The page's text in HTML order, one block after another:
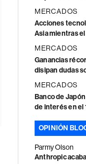
MERCADOS
Acciones
Asia mientras
MERCADOS
Ganancias
disipan dudas
MERCADOS
Banco de
de interés en el
OPINIÓN
Parmy Olson
Anthropic